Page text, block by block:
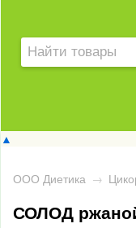
▲
ООО Диетика →
СОЛОД